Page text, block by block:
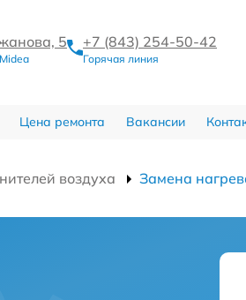
5 +7 (843) 254-50-42
Горячая линия
Цена ремонта Вакансии
воздуха Замена